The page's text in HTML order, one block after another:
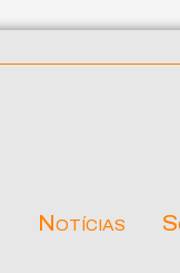
Notícias